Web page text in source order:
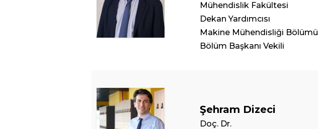
Mühendislik Fakültesi
Dekan Yardımcısı
Makine Mühendisliği Bölümü
Bölüm Başkanı Vekili
Şehram Dizeci
Doç. Dr.